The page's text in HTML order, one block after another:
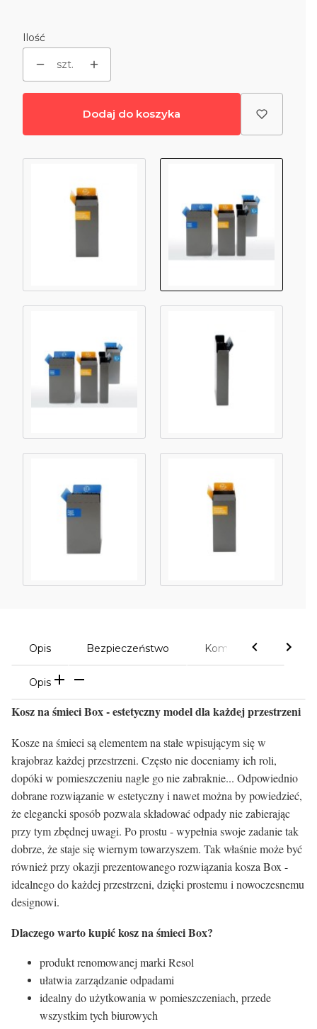
Ilość
szt.
Dodaj do koszyka
Opis Bezpieczeństwo Komentarze
Opis
Kosz na śmieci Box - estetyczny model dla każdej przestrzeni
Kosze na śmieci są elementem na stałe wpisującym się w
krajobraz każdej przestrzeni. Często nie doceniamy ich roli,
dopóki w pomieszczeniu nagle go nie zabraknie... Odpowiednio
dobrane rozwiązanie w estetyczny i nawet można by powiedzieć,
że elegancki sposób pozwala składować odpady nie zabierając
przy tym zbędnej uwagi. Po prostu - wypełnia swoje zadanie tak
dobrze, że staje się wiernym towarzyszem. Tak właśnie może być
również przy okazji prezentowanego rozwiązania kosza Box -
idealnego do każdej przestrzeni, dzięki prostemu i nowoczesnemu
designowi.
Dlaczego warto kupić kosz na śmieci Box?
produkt renomowanej marki Resol
ułatwia zarządzanie odpadami
idealny do użytkowania w pomieszczeniach, przede
wszystkim tych biurowych